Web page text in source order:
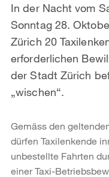
In der Nacht vom
Sonntag 28.
Zürich 20
erforderlichen
der Stadt Zürich
„wischen“.
Gemäss den
dürfen Taxilenkende
unbestellte Fahrten
einer Taxi-